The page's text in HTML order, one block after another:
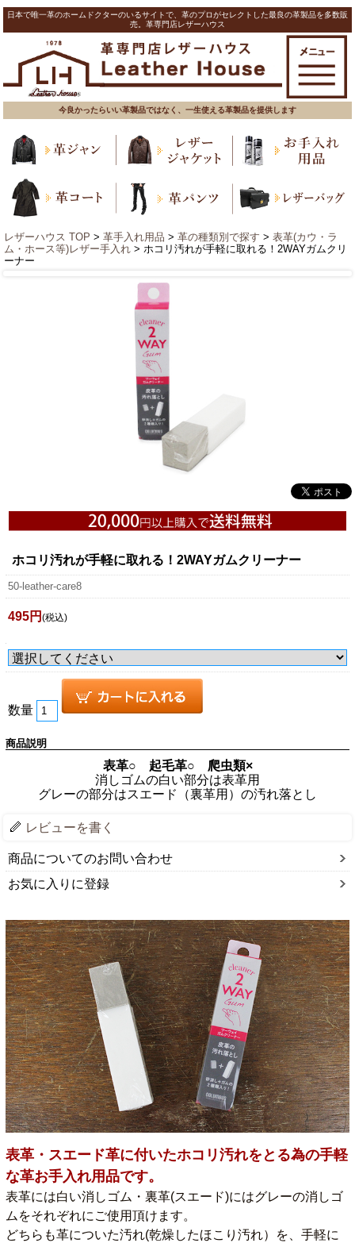
日本で唯一革のホームドクターのいるサイトで、革のプロがセレクトした最良の革製品を多数販
売。革専門店レザーハウス
今良かったらいい革製品ではなく、一生使える革製品を提供します
レザーハウス TOP > 革手入れ用品 > 革の種類別で探す > 表革(カウ・ラ
ム・ホース等)レザー手入れ > ホコリ汚れが手軽に取れる！2WAYガムクリ
ーナー
ホコリ汚れが手軽に取れる！2WAYガムクリーナー
50-leather-care8
495円 (税込)
数量
商品説明
表革○ 起毛革○ 爬虫類×
消しゴムの白い部分は表革用
グレーの部分はスエード（裏革用）の汚れ落とし
レビューを書く
商品についてのお問い合わせ
お気に入りに登録
表革・スエード革に付いたホコリ汚れをとる為の手軽
な革お手入れ用品です。
表革には白い消しゴム・裏革(スエード)にはグレーの消しゴ
ムをそれぞれにご使用頂けます。
どちらも革についた汚れ(乾燥したほこり汚れ）を、手軽に